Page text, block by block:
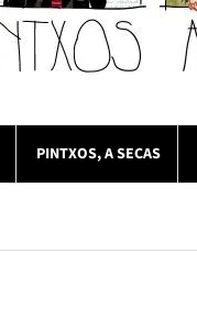
PINTXOS, A SECAS